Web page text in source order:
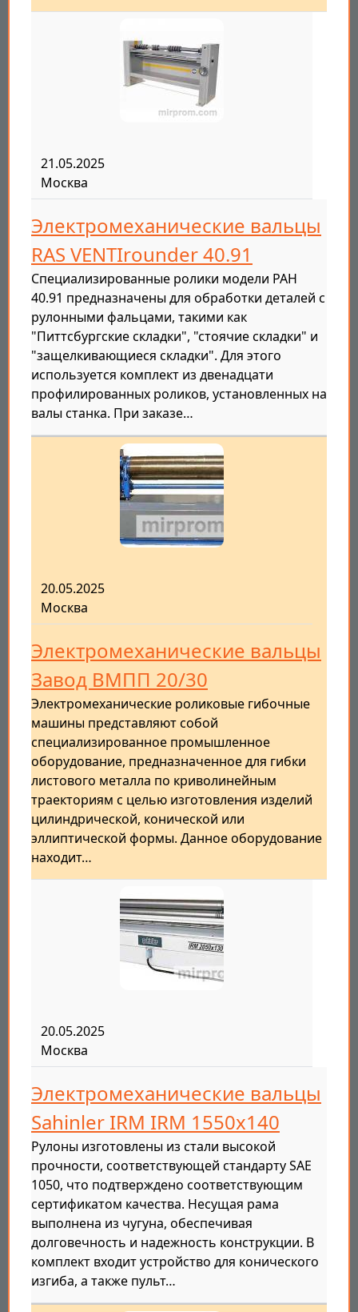
21.05.2025
Москва
Электромеханические вальцы
RAS VENTIrounder 40.91
Специализированные ролики модели РАН
40.91 предназначены для обработки деталей с
рулонными фальцами, такими как
"Питтсбургские складки", "стоячие складки" и
"защелкивающиеся складки". Для этого
используется комплект из двенадцати
профилированных роликов, установленных на
валы станка. При заказе…
20.05.2025
Москва
Электромеханические вальцы
Завод ВМПП 20/30
Электромеханические роликовые гибочные
машины представляют собой
специализированное промышленное
оборудование, предназначенное для гибки
листового металла по криволинейным
траекториям с целью изготовления изделий
цилиндрической, конической или
эллиптической формы. Данное оборудование
находит…
20.05.2025
Москва
Электромеханические вальцы
Sahinler IRM IRM 1550x140
Рулоны изготовлены из стали высокой
прочности, соответствующей стандарту SAE
1050, что подтверждено соответствующим
сертификатом качества. Несущая рама
выполнена из чугуна, обеспечивая
долговечность и надежность конструкции. В
комплект входит устройство для конического
изгиба, а также пульт…